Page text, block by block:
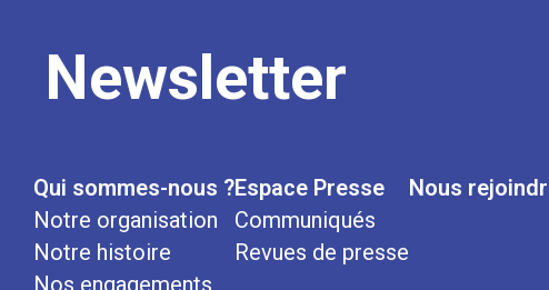
Newsletter
Qui sommes-nous ?
Notre organisation
Notre histoire
Nos engagements
Espace Presse
Communiqués
Revues de presse
Nous